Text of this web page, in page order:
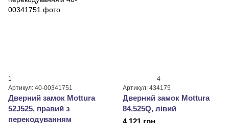
1
Артикул: 40-00341751
Дверний замок Mottura
52J525, правий з
перекодуванням
4
Артикул: 434175
Дверний замок Mottura
84.525Q, лівий
4 121 грн